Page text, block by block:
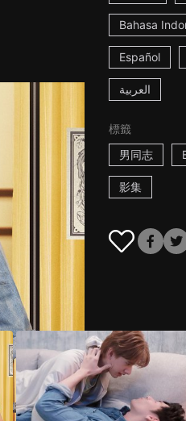
Bahasa
Español
العربية
標籤
男同志
影集